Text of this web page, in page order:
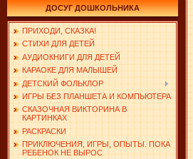
ДОСУГ ДОШКОЛЬНИКА
ПРИХОДИ, СКАЗКА!
СТИХИ ДЛЯ ДЕТЕЙ
АУДИОКНИГИ ДЛЯ ДЕТЕЙ
КАРАОКЕ ДЛЯ МАЛЫШЕЙ
ДЕТСКИЙ ФОЛЬКЛОР
ИГРЫ БЕЗ ПЛАНШЕТА И КОМПЬЮТЕРА
СКАЗОЧНАЯ ВИКТОРИНА В
КАРТИНКАХ
РАСКРАСКИ
ПРИКЛЮЧЕНИЯ, ИГРЫ, ОПЫТЫ. ПОКА
РЕБЕНОК НЕ ВЫРОС